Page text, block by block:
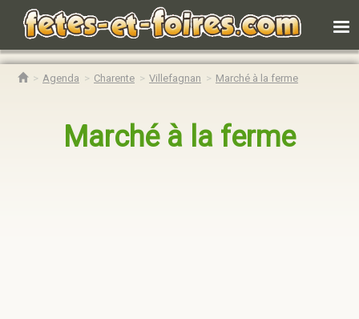
Agenda Charente Villefagnan Marché à la ferme
Marché à la ferme